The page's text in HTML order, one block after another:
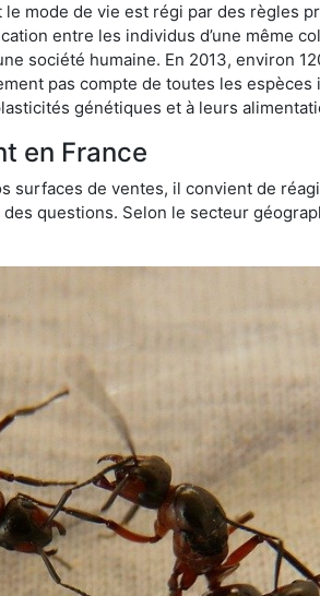
mode de vie est régi par des règles
entre les individus d’une même
société humaine. En 2013, environ
pas compte de toutes les
génétiques et à leurs
en France
de ventes, il convient de
questions. Selon le secteur